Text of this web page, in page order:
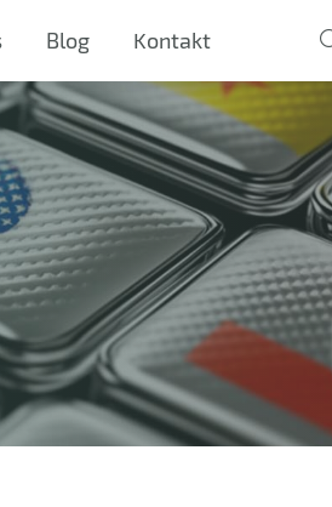
Blog Kontakt